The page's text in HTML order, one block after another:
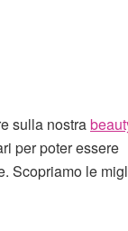
sulla nostra
per poter essere
Scopriamo le